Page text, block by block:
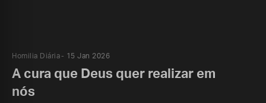
Homilia Diária 15 Jan 2026
A cura que Deus quer realizar em
nós